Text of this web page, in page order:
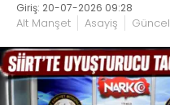
Giriş: 20-07-2026 09:28
Alt Manşet Asayiş Güncel